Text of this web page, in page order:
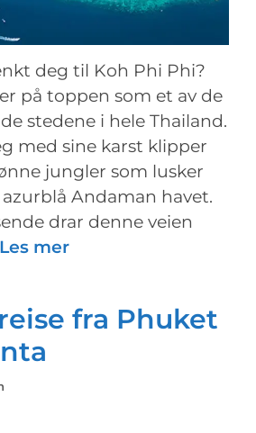
deg til Koh Phi Phi?
på toppen som et av de
stedene i hele Thailand.
med sine karst klipper
jungler som lusker
Andaman havet.
drar denne veien
Les mer
fra Phuket